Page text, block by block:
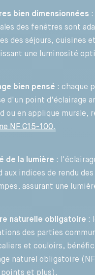
bien dimensionnées :
des fenêtres sont
des séjours, cuisines
une luminosité
bien pensé : chaque
d'un point d'éclairage
ou en applique murale,
NF C15-100.
de la lumière :
aux indices de rendu
assurant une
naturelle obligatoire :
des parties
et couloirs,
naturel obligatoire
points et plus).